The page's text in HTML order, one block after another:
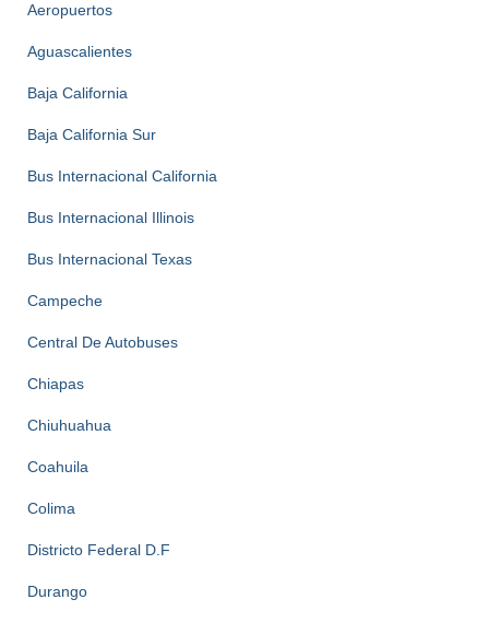
Aeropuertos
Aguascalientes
Baja California
Baja California Sur
Bus Internacional California
Bus Internacional Illinois
Bus Internacional Texas
Campeche
Central De Autobuses
Chiapas
Chiuhuahua
Coahuila
Colima
Districto Federal D.F
Durango